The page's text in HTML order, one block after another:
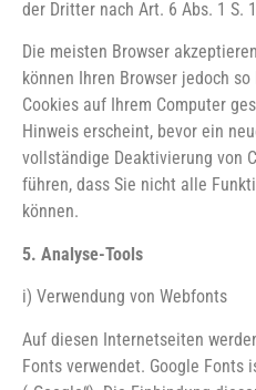
der Dritter nach Art. 6 Abs. 1 S.
Die meisten Browser
können Ihren Browser jedoch
Cookies auf Ihrem Computer
Hinweis erscheint, bevor ein
vollständige Deaktivierung von
führen, dass Sie nicht alle
können.
5. Analyse-Tools
i) Verwendung von Webfonts
Auf diesen Internetseiten
Fonts verwendet. Google Fonts